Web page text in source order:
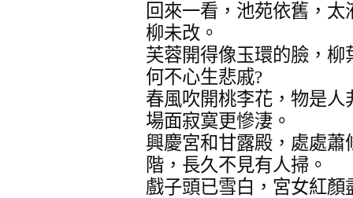
回來一看，池苑依舊，
柳未改。
芙蓉開得像玉環的臉，
何不心生悲戚?
春風吹開桃李花，物是
場面寂寞更慘淒。
興慶宮和甘露殿，處處
階，長久不見有人掃。
戲子頭已雪白，宮女紅